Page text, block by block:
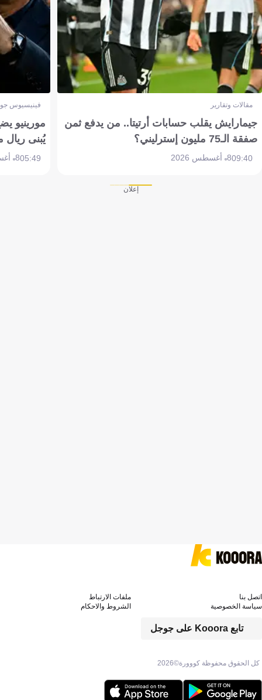
مقالات وتقارير
جيمارايش يقلب حسابات أرتيتا.. من يدفع ثمن
صفقة الـ75 مليون إسترليني؟
09:408 أغسطس 2026
فينيسيوس
مورينيو
يُبنى ريال
05:498 أغسطس 2026
إعلان
كل الحقوق محفوظة كووورة©2026
تابع Kooora على جوجل
اتصل بنا
ملفات الارتباط
سياسة الخصوصية
الشروط والاحكام